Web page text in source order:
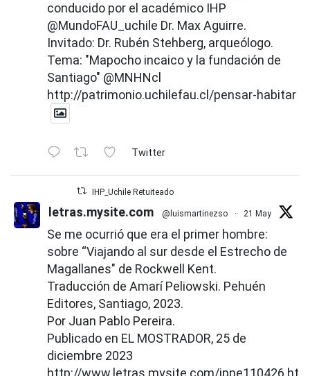
conducido por el académico IHP
@MundoFAU_uchile Dr. Max Aguirre.
Invitado: Dr. Rubén Stehberg, arqueólogo.
Tema: "Mapocho incaico y la fundación de
Santiago" @MNHNcl
http://patrimonio.uchilefau.cl/pensar-habitar
Twitter
IHP_Uchile Retuiteado
letras.mysite.com @luismartinezso · 21 May
Se me ocurrió que era el primer hombre:
sobre “Viajando al sur desde el Estrecho de
Magallanes" de Rockwell Kent.
Traducción de Amarí Peliowski. Pehuén
Editores, Santiago, 2023.
Por Juan Pablo Pereira.
Publicado en EL MOSTRADOR, 25 de
diciembre 2023
http://www.letras.mysite.com/